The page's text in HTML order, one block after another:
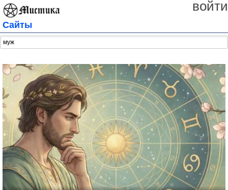
войти
Сайты